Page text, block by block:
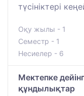
түсініктері
Оқу жылы - 1
Семестр - 1
Несиелер - 6
Мектепке
құндылықтар